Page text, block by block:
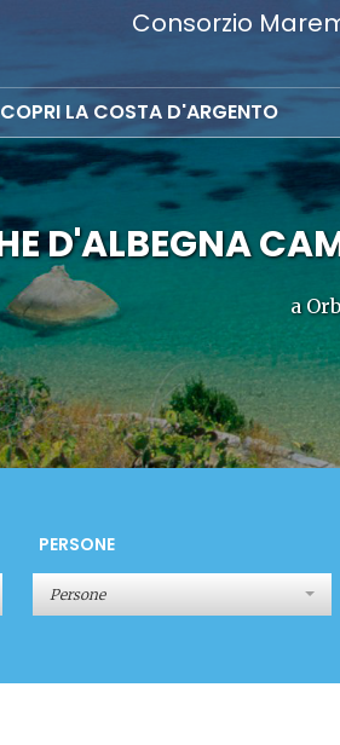
Consorzio
LA COSTA D'ARGENTO
D'ALBEGNA
a
PERSONE
Persone